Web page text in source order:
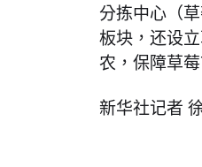
分拣中心（
板块，还设
农，保障草
新华社记者